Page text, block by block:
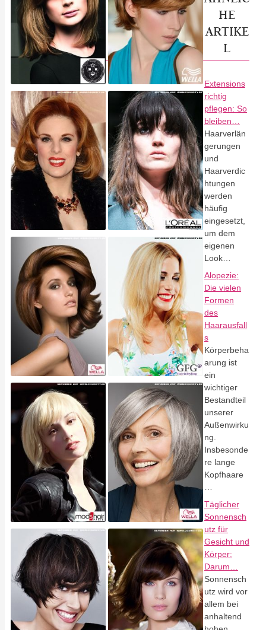
HE
ARTIKE
L
Extensions
richtig
pflegen: So
bleiben…
Haarverlän
gerungen
und
Haarverdic
htungen
werden
häufig
eingesetzt,
um dem
eigenen
Look…
Alopezie:
Die vielen
Formen
des
Haarausfall
s
Körperbeha
arung ist
ein
wichtiger
Bestandteil
unserer
Außenwirku
ng.
Insbesonde
re lange
Kopfhaare
Täglicher
Sonnensch
utz für
Gesicht und
Körper:
Darum…
Sonnensch
utz wird vor
allem bei
anhaltend